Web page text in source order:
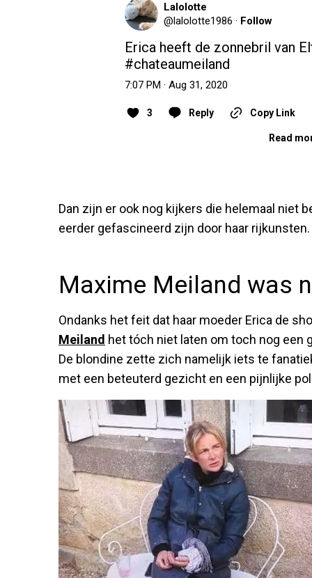
Lalolotte
@lalolotte1986 · Follow
#chateaumeiland
7:07 PM · Aug 31, 2020
3 Reply Copy Link
Read
Dan zijn er ook nog kijkers die helemaal niet
eerder gefascineerd zijn door haar
Maxime Meiland was
Ondanks het feit dat haar moeder Erica de
Meiland het tóch niet laten om toch nog een
De blondine zette zich namelijk iets te
met een beteuterd gezicht en een pijnlijke